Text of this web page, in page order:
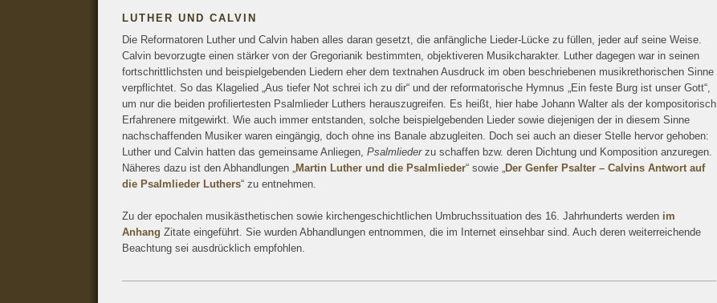
LUTHER UND CALVIN
Die Reformatoren Luther und Calvin haben alles daran gesetzt, die anfängliche Lieder-Lücke zu füllen, jeder auf seine Weise.
Calvin bevorzugte einen stärker von der Gregorianik bestimmten, objektiveren Musikcharakter. Luther dagegen war in seinen
fortschrittlichsten und beispielgebenden Liedern eher dem textnahen Ausdruck im oben beschriebenen musikrethorischen Sinne
verpflichtet. So das Klagelied „Aus tiefer Not schrei ich zu dir“ und der reformatorische Hymnus „Ein feste Burg ist unser Gott“,
um nur die beiden profiliertesten Psalmlieder Luthers herauszugreifen. Es heißt, hier habe Johann Walter als der kompositorisch
Erfahrenere mitgewirkt. Wie auch immer entstanden, solche beispielgebenden Lieder sowie diejenigen der in diesem Sinne
nachschaffenden Musiker waren eingängig, doch ohne ins Banale abzugleiten. Doch sei auch an dieser Stelle hervor gehoben:
Luther und Calvin hatten das gemeinsame Anliegen, Psalmlieder zu schaffen bzw. deren Dichtung und Komposition anzuregen.
Näheres dazu ist den Abhandlungen „Martin Luther und die Psalmlieder“ sowie „Der Genfer Psalter – Calvins Antwort auf
die Psalmlieder Luthers“ zu entnehmen.
Zu der epochalen musikästhetischen sowie kirchengeschichtlichen Umbruchssituation des 16. Jahrhunderts werden im
Anhang Zitate eingeführt. Sie wurden Abhandlungen entnommen, die im Internet einsehbar sind. Auch deren weiterreichende
Beachtung sei ausdrücklich empfohlen.